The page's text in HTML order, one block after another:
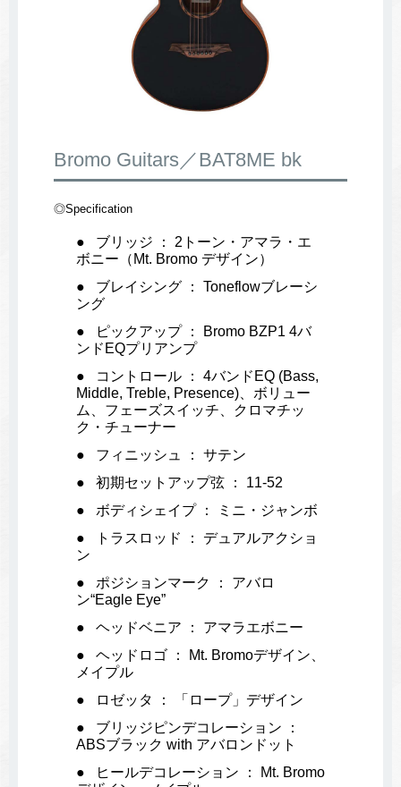
Bromo Guitars／BAT8ME bk
◎Specification
ブリッジ ： 2トーン・アマラ・エ
ボニー（Mt. Bromo デザイン）
ブレイシング ： Toneflowブレーシ
ング
ピックアップ ： Bromo BZP1 4バ
ンドEQプリアンプ
コントロール ： 4バンドEQ (Bass,
Middle, Treble, Presence)、ボリュー
ム、フェーズスイッチ、クロマチッ
ク・チューナー
フィニッシュ ： サテン
初期セットアップ弦 ： 11-52
ボディシェイプ ： ミニ・ジャンボ
トラスロッド ： デュアルアクショ
ン
ポジションマーク ： アバロ
ン“Eagle Eye”
ヘッドベニア ： アマラエボニー
ヘッドロゴ ： Mt. Bromoデザイン、
メイプル
ロゼッタ ： 「ロープ」デザイン
ブリッジピンデコレーション ：
ABSブラック with アバロンドット
ヒールデコレーション ： Mt. Bromo